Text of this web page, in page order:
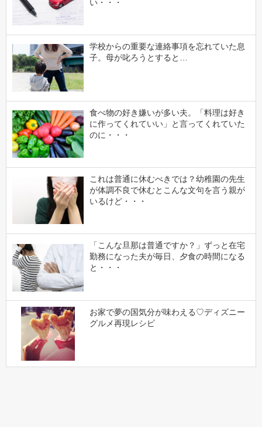
い・・・
学校からの重要な連絡事項を忘れていた息
子。母が叱ろうとすると…
食べ物の好き嫌いが多い夫。「料理は好き
に作ってくれていい」と言ってくれていた
のに・・・
これは普通に休むべきでは？幼稚園の先生
が体調不良で休むとこんな文句を言う親が
いるけど・・・
「こんな旦那は普通ですか？」ずっと在宅
勤務になった夫が毎日、夕食の時間になる
と・・・
お家で夢の国気分が味わえる♡ディズニー
グルメ再現レシピ